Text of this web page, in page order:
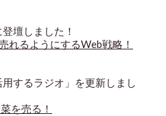
壇しました！
れるようにするWeb戦略！
するラジオ」を更新しまし
を売る！